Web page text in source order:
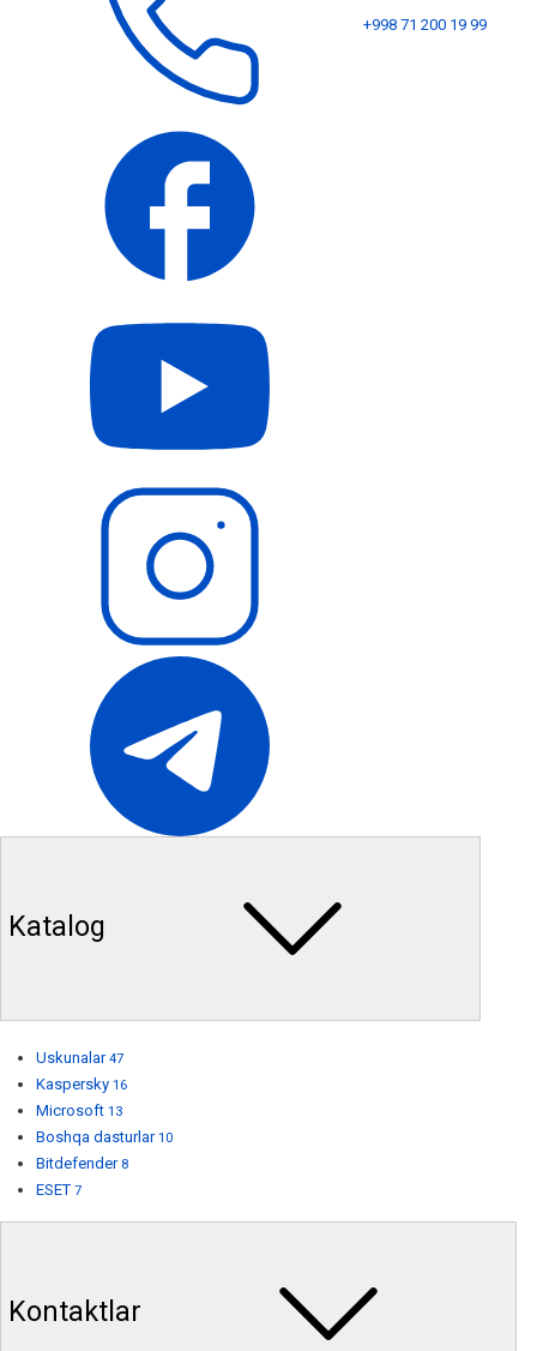
+998 71 200 19 99
Katalog
Uskunalar 47
Kaspersky 16
Microsoft 13
Boshqa dasturlar 10
Bitdefender 8
ESET 7
Kontaktlar